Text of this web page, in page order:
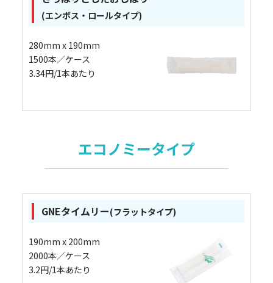
(エンボス・ロールタイプ)
280mm x 190mm
1500本／ケース
3.34円/1本あたり
エコノミータイプ
GNEタイムリー(フラットタイプ)
190mm x 200mm
2000本／ケース
3.2円/1本あたり